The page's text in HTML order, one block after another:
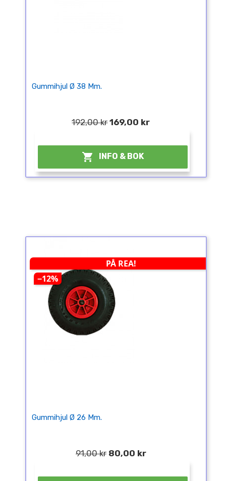
Gummihjul Ø 38 Mm.
192,00 kr 169,00 kr
 INFO & BOK
PÅ REA!
−12%
Gummihjul Ø 26 Mm.
91,00 kr 80,00 kr